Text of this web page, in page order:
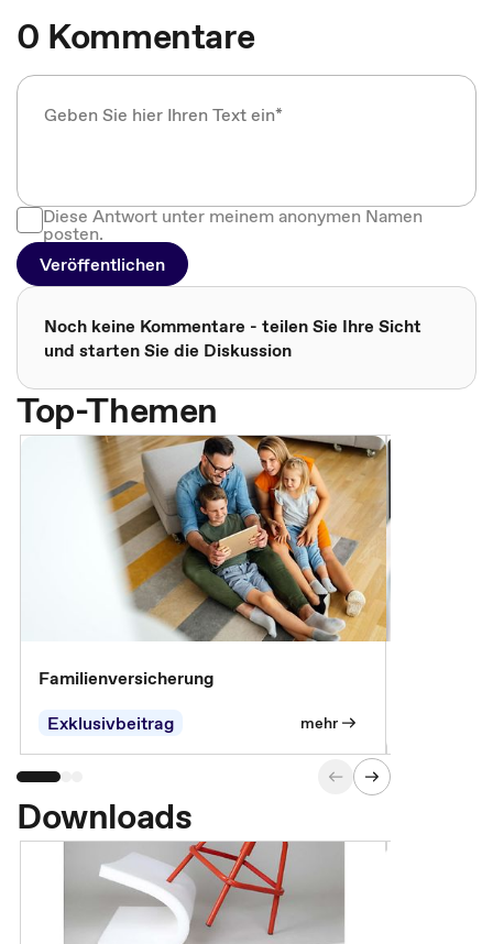
0 Kommentare
Diese Antwort unter meinem anonymen Namen
posten.
Veröffentlichen
Noch keine Kommentare - teilen Sie Ihre Sicht
und starten Sie die Diskussion
Top-Themen
Familienversicherung
Exklusivbeitrag
mehr
Downloads